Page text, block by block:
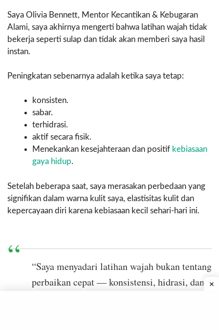
Saya Olivia Bennett, Mentor Kecantikan & Kebugaran
Alami, saya akhirnya mengerti bahwa latihan wajah tidak
bekerja seperti sulap dan tidak akan memberi saya hasil
instan.
Peningkatan sebenarnya adalah ketika saya tetap:
konsisten.
sabar.
terhidrasi.
aktif secara fisik.
Menekankan kesejahteraan dan positif kebiasaan
gaya hidup.
Setelah beberapa saat, saya merasakan perbedaan yang
signifikan dalam warna kulit saya, elastisitas kulit dan
kepercayaan diri karena kebiasaan kecil sehari-hari ini.
“Saya menyadari latihan wajah bukan tentang
perbaikan cepat — konsistensi, hidrasi, dan